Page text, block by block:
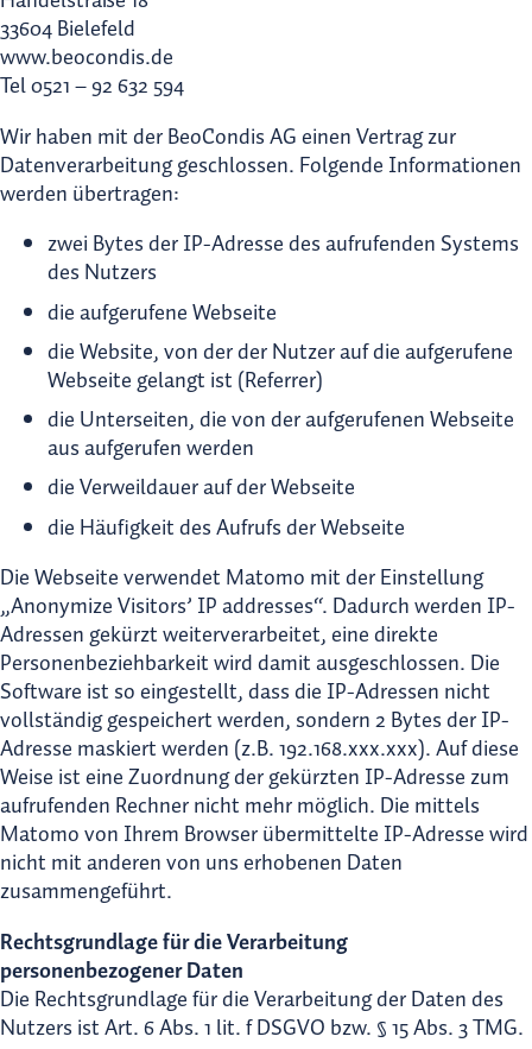
33604 Bielefeld
www.beocondis.de
Tel 0521 – 92 632 594
Wir haben mit der BeoCondis AG einen Vertrag zur
Datenverarbeitung geschlossen. Folgende Informationen
werden übertragen:
zwei Bytes der IP-Adresse des aufrufenden Systems
des Nutzers
die aufgerufene Webseite
die Website, von der der Nutzer auf die aufgerufene
Webseite gelangt ist (Referrer)
die Unterseiten, die von der aufgerufenen Webseite
aus aufgerufen werden
die Verweildauer auf der Webseite
die Häufigkeit des Aufrufs der Webseite
Die Webseite verwendet Matomo mit der Einstellung
„Anonymize Visitors’ IP addresses“. Dadurch werden IP-
Adressen gekürzt weiterverarbeitet, eine direkte
Personenbeziehbarkeit wird damit ausgeschlossen. Die
Software ist so eingestellt, dass die IP-Adressen nicht
vollständig gespeichert werden, sondern 2 Bytes der IP-
Adresse maskiert werden (z.B. 192.168.xxx.xxx). Auf diese
Weise ist eine Zuordnung der gekürzten IP-Adresse zum
aufrufenden Rechner nicht mehr möglich. Die mittels
Matomo von Ihrem Browser übermittelte IP-Adresse wird
nicht mit anderen von uns erhobenen Daten
zusammengeführt.
Rechtsgrundlage für die Verarbeitung
personenbezogener Daten
Die Rechtsgrundlage für die Verarbeitung der Daten des
Nutzers ist Art. 6 Abs. 1 lit. f DSGVO bzw. § 15 Abs. 3 TMG.